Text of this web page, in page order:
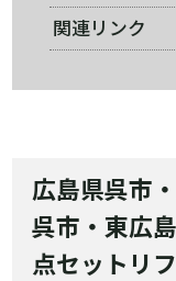
関連リンク
広島県呉市
呉市・東広
点セットリ